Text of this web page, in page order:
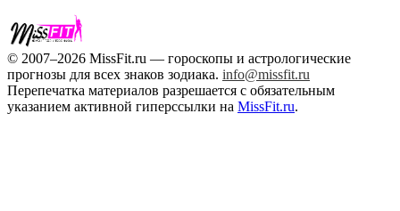
© 2007–2026 MissFit.ru — гороскопы и астрологические
прогнозы для всех знаков зодиака. info@missfit.ru
Перепечатка материалов разрешается с обязательным
указанием активной гиперссылки на MissFit.ru.